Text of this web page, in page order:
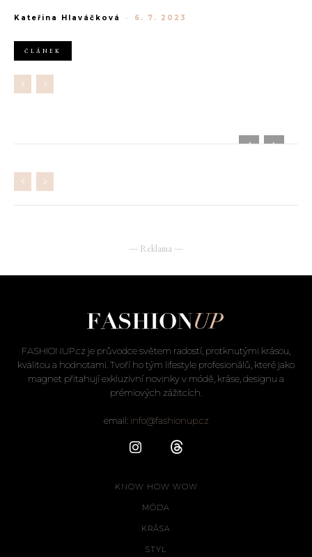
Kateřina Hlaváčková - 6. 7. 2023
ČLÁNEK
― Reklama ―
FASHIONUP.cz je průvodce světem radostí, protknutými krásou,
kvalitou a hodnotami. Tvoří ho tým lifestyle profesionálů, které jako
magnet přitahují exkluzivní novinky v módě, kráse, designu a
prémiových zážitcích.
email: info@fashionup.cz
KNOW HOW WOW
MÓDA
KRÁSA
STYL